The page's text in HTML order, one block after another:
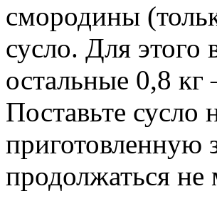
смородины
сусло. Для этого
остальные 0,8
Поставьте сусло
приготовленную
продолжаться